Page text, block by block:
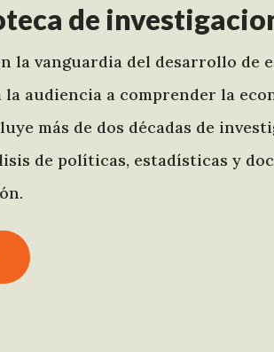
de
la vanguardia del desarrollo de
la audiencia a comprender la
más de dos décadas de
de políticas, estadísticas y